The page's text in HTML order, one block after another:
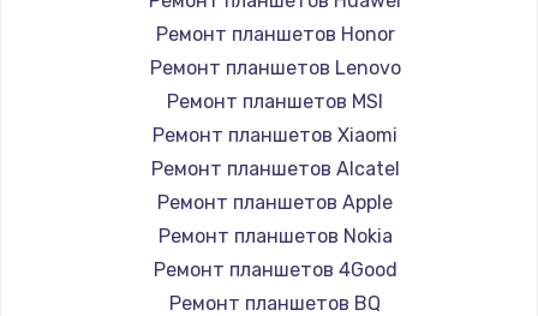
Заказать
Настройка ОС
1320 руб.
Чистка от пыли
Заказать
Ремонт планшетов Honor
Ремонт планшетов Lenovo
Ремонт планшетов MSI
Ремонт планшетов Xiaomi
Ремонт планшетов Alcatel
Ремонт планшетов Apple
Ремонт планшетов Nokia
Ремонт планшетов 4Good
Ремонт планшетов BQ